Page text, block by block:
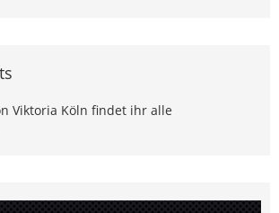
Viktoria Köln findet ihr alle